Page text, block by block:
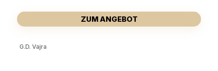
ZUM ANGEBOT
G.D. Vajra